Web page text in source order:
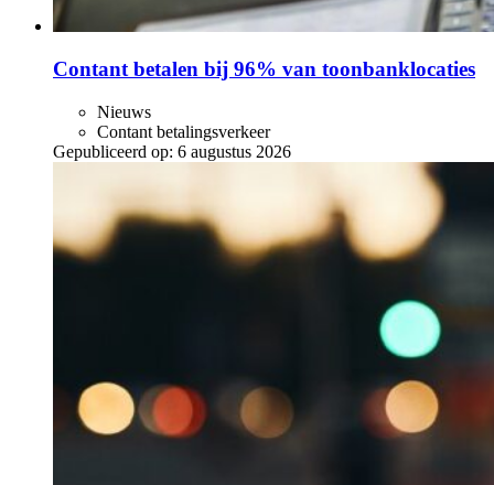
Contant betalen bij 96% van toonbanklocaties
Nieuws
Contant betalingsverkeer
Gepubliceerd op: 6 augustus 2026